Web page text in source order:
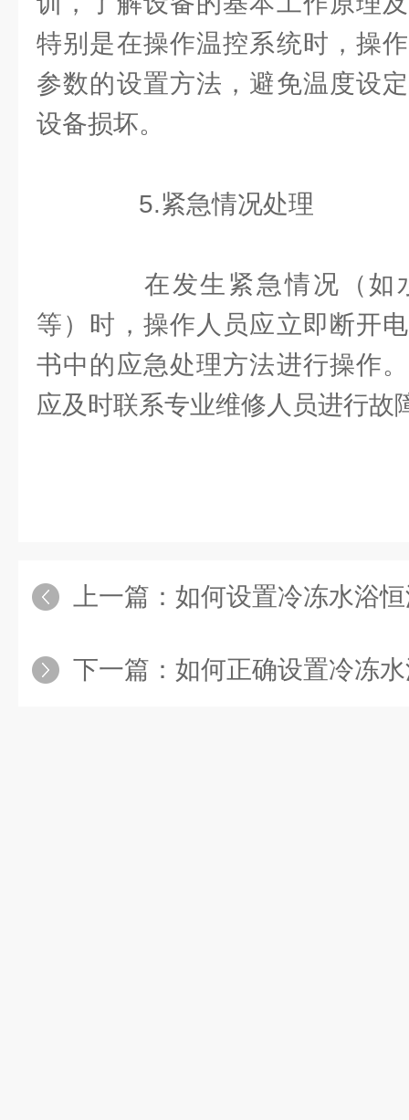
特别是在操作温控系统时，操
参数的设置方法，避免温度设
设备损坏。
5.紧急情况处理
在发生紧急情况（如
等）时，操作人员应立即断开
书中的应急处理方法进行操作
应及时联系专业维修人员进行故
上一篇： 如何设置冷冻水浴
下一篇： 如何正确设置冷冻水浴恒温